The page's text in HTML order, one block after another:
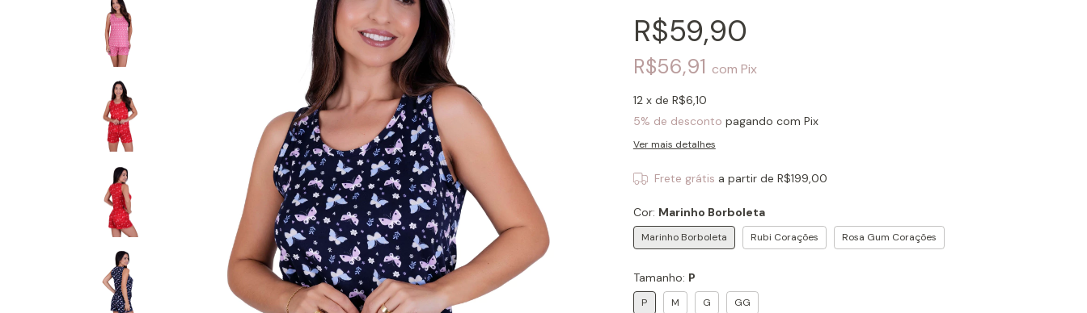
R$59,90
R$56,91 com Pix
12 x de R$6,10
5% de desconto pagando com Pix
Ver mais detalhes
Frete grátis a partir deR$199,00
Cor: Marinho Borboleta
Marinho Borboleta Rubi Corações Rosa Gum Corações
Tamanho: P
P M G GG